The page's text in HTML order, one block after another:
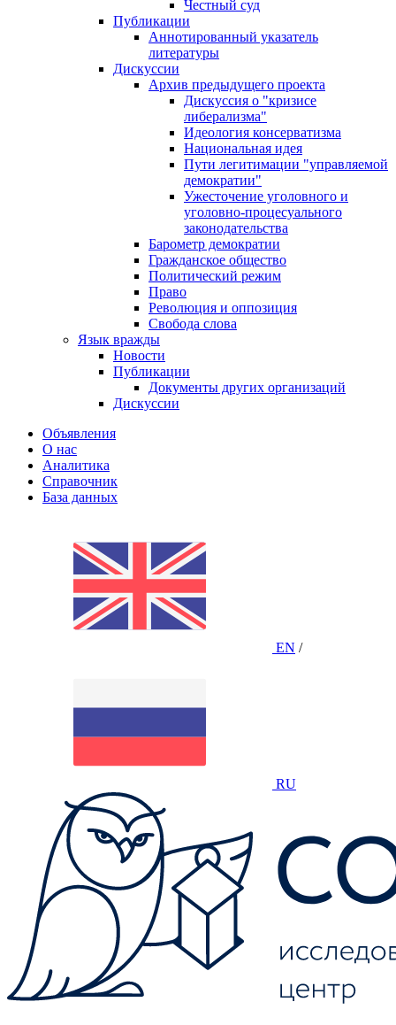
Честный суд
Публикации
Аннотированный указатель
литературы
Дискуссии
Архив предыдущего проекта
Дискуссия о "кризисе
либерализма"
Идеология консерватизма
Национальная идея
Пути легитимации "управляемой
демократии"
Ужесточение уголовного и
уголовно-процесуального
законодательства
Барометр демократии
Гражданское общество
Политический режим
Право
Революция и оппозиция
Свобода слова
Язык вражды
Новости
Публикации
Документы других организаций
Дискуссии
Объявления
О нас
Аналитика
Справочник
База данных
EN /
RU